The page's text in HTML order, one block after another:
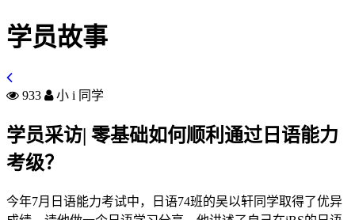
学员故事
933 小 i 同学
学员采访| 零基础如何顺利通过日语能力
考级？
今年7月日语能力考试中，日语74班的吴以轩同学取得了优异